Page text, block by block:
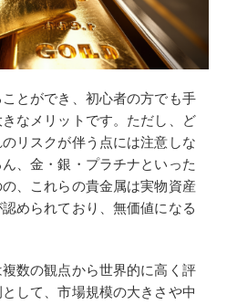
とができ、初心者の方でも手
なメリットです。ただし、ど
リスクが伴う点には注意しな
、金・銀・プラチナといった
、これらの貴金属は実物資産
められており、無価値になる
数の観点から世界的に高く評
して、市場規模の大きさや中